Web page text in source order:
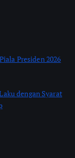
Presiden 2026
dengan Syarat